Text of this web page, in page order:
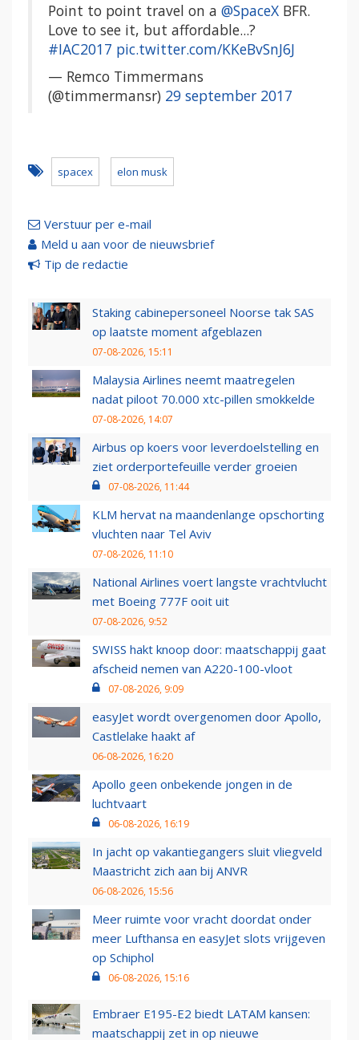
Point to point travel on a @SpaceX BFR.
Love to see it, but affordable...?
#IAC2017 pic.twitter.com/KKeBvSnJ6J
— Remco Timmermans
(@timmermansr) 29 september 2017
spacex elon musk
Verstuur per e-mail
Meld u aan voor de nieuwsbrief
Tip de redactie
Staking cabinepersoneel Noorse tak SAS
op laatste moment afgeblazen
07-08-2026, 15:11
Malaysia Airlines neemt maatregelen
nadat piloot 70.000 xtc-pillen smokkelde
07-08-2026, 14:07
Airbus op koers voor leverdoelstelling en
ziet orderportefeuille verder groeien
07-08-2026, 11:44
KLM hervat na maandenlange opschorting
vluchten naar Tel Aviv
07-08-2026, 11:10
National Airlines voert langste vrachtvlucht
met Boeing 777F ooit uit
07-08-2026, 9:52
SWISS hakt knoop door: maatschappij gaat
afscheid nemen van A220-100-vloot
07-08-2026, 9:09
easyJet wordt overgenomen door Apollo,
Castlelake haakt af
06-08-2026, 16:20
Apollo geen onbekende jongen in de
luchtvaart
06-08-2026, 16:19
In jacht op vakantiegangers sluit vliegveld
Maastricht zich aan bij ANVR
06-08-2026, 15:56
Meer ruimte voor vracht doordat onder
meer Lufthansa en easyJet slots vrijgeven
op Schiphol
06-08-2026, 15:16
Embraer E195-E2 biedt LATAM kansen:
maatschappij zet in op nieuwe